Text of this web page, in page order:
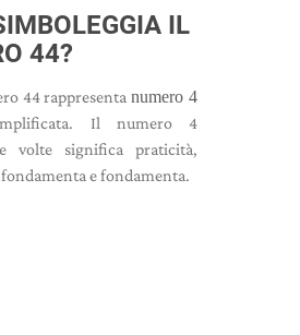
IL
44?
44 rappresentanumero 4
Il numero 4
volte significa praticità,
e fondamenta.